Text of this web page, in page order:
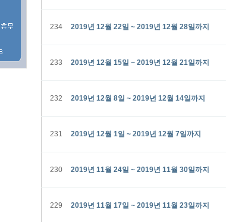
234 2019년 12월 22일 ~ 2019년 12월 28일까지
233 2019년 12월 15일 ~ 2019년 12월 21일까지
232 2019년 12월 8일 ~ 2019년 12월 14일까지
231 2019년 12월 1일 ~ 2019년 12월 7일까지
230 2019년 11월 24일 ~ 2019년 11월 30일까지
229 2019년 11월 17일 ~ 2019년 11월 23일까지